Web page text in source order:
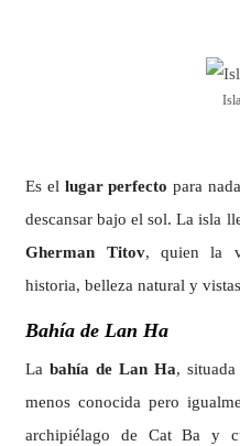
Es el lugar perfecto para
descansar bajo el sol. La isla
Gherman Titov, quien la
historia, belleza natural y
Bahía de Lan Ha
Labahía de Lan Ha,
menos conocida pero
archipiélago de Cat Ba y